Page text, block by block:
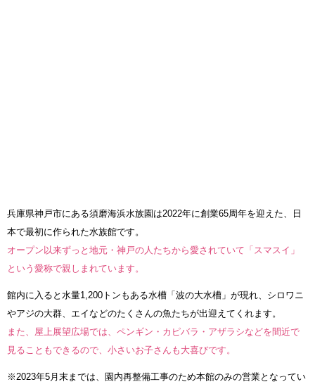
兵庫県神戸市にある須磨海浜水族園は2022年に創業65周年を迎えた、日
本で最初に作られた水族館です。
オープン以来ずっと地元・神戸の人たちから愛されていて「スマスイ」
という愛称で親しまれています。
館内に入ると水量1,200トンもある水槽「波の大水槽」が現れ、シロワニ
やアジの大群、エイなどのたくさんの魚たちが出迎えてくれます。
また、屋上展望広場では、ペンギン・カピバラ・アザラシなどを間近で
見ることもできるので、小さいお子さんも大喜びです。
※2023年5月末までは、園内再整備工事のため本館のみの営業となってい